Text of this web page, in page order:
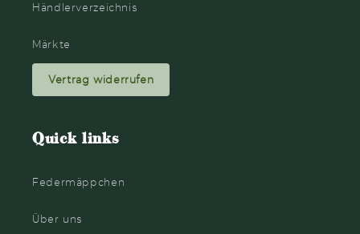
Händlerverzeichnis
Märkte
Vertrag widerrufen
Quick links
Federmäppchen
Über uns